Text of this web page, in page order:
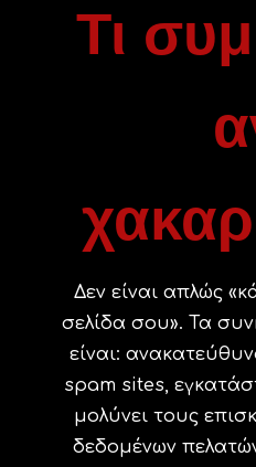
Τι
Δεν είναι απλώς
σελίδα σου». Τα
είναι:
spam sites,
μολύνει τους
δεδομένων